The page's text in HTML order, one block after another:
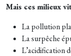
Mais ces milieux
La pollution
La surpêche
L’acidification